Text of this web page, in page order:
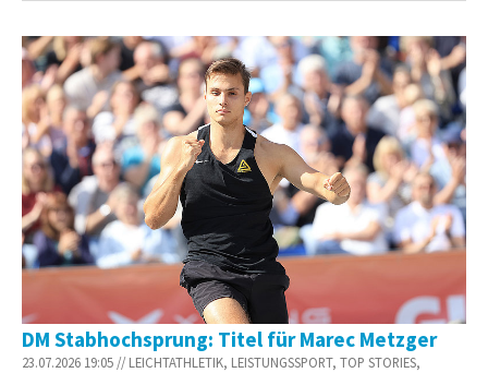
DM Stabhochsprung: Titel für Marec Metzger
23.07.2026 19:05 // LEICHTATHLETIK, LEISTUNGSSPORT, TOP STORIES,